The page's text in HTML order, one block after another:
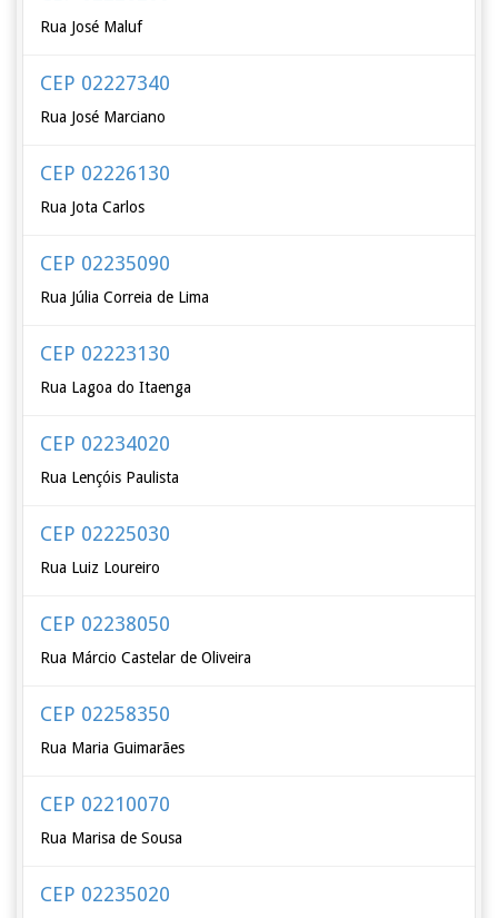
Rua José Maluf
CEP 02227340
Rua José Marciano
CEP 02226130
Rua Jota Carlos
CEP 02235090
Rua Júlia Correia de Lima
CEP 02223130
Rua Lagoa do Itaenga
CEP 02234020
Rua Lençóis Paulista
CEP 02225030
Rua Luiz Loureiro
CEP 02238050
Rua Márcio Castelar de Oliveira
CEP 02258350
Rua Maria Guimarães
CEP 02210070
Rua Marisa de Sousa
CEP 02235020